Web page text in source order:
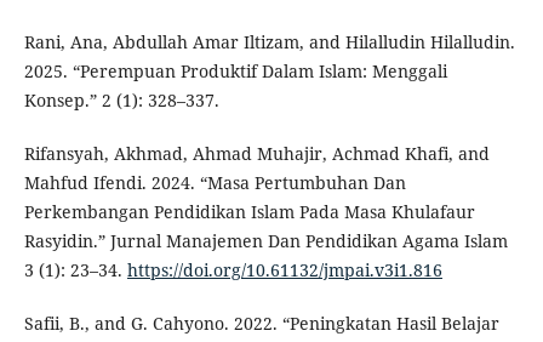
Rani, Ana, Abdullah Amar Iltizam, and Hilalludin Hilalludin.
2025. “Perempuan Produktif Dalam Islam: Menggali
Konsep.” 2 (1): 328–337.
Rifansyah, Akhmad, Ahmad Muhajir, Achmad Khafi, and
Mahfud Ifendi. 2024. “Masa Pertumbuhan Dan
Perkembangan Pendidikan Islam Pada Masa Khulafaur
Rasyidin.” Jurnal Manajemen Dan Pendidikan Agama Islam
3 (1): 23–34. https://doi.org/10.61132/jmpai.v3i1.816
Safii, B., and G. Cahyono. 2022. “Peningkatan Hasil Belajar